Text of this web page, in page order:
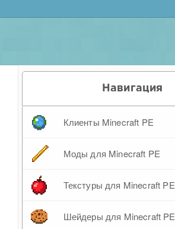
Навигация
Клиенты Minecraft PE
Моды для Minecraft PE
Текстуры для Minecraft PE
Шейдеры для Minecraft PE